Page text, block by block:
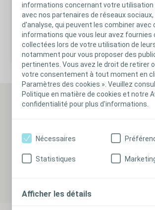
informations concernant votre utilisation
avec nos partenaires de réseaux
d'analyse, qui peuvent les combiner avec
informations que vous leur avez fournies
collectées lors de votre utilisation de
notamment pour vous proposer des
pertinentes. Vous avez le droit de retirer
votre consentement à tout moment en
Paramètres des cookies ». Veuillez
Politique en matière de cookies et notre
confidentialité pour plus d'informations.
Nécessaires
Statistiques
Afficher les détails
Acquire or refresh your knowledge in the
Female Pelvic Medicine.
Professional Education
Click one of the cards above and
knowledge about the treatment of